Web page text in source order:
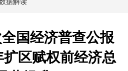
据解读
国经济普查公报
扩区赋权前经济总